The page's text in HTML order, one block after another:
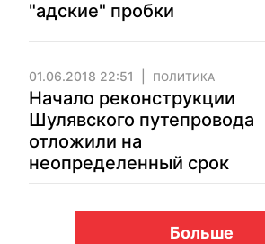
"адские" пробки
01.06.2018 22:51 ПОЛИТИКА
Начало реконструкции
Шулявского путепровода
отложили на
неопределенный срок
Больше